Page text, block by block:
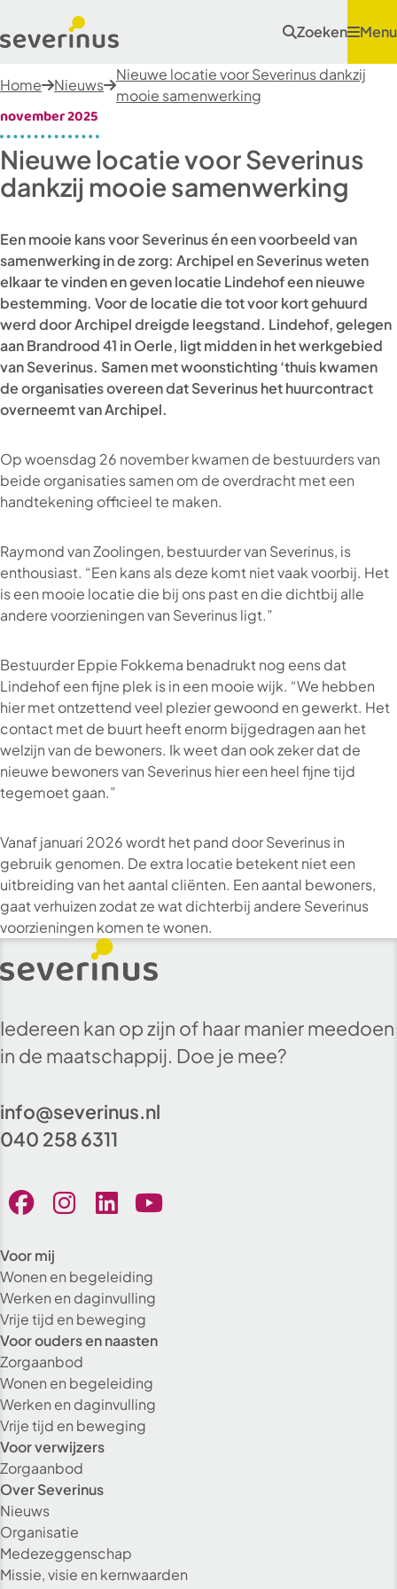
Zoeken Menu
Home Nieuws
Nieuwe locatie voor Severinus dankzij
mooie samenwerking
november 2025
Nieuwe locatie voor Severinus
dankzij mooie samenwerking
Een mooie kans voor Severinus én een voorbeeld van
samenwerking in de zorg: Archipel en Severinus weten
elkaar te vinden en geven locatie Lindehof een nieuwe
bestemming. Voor de locatie die tot voor kort gehuurd
werd door Archipel dreigde leegstand. Lindehof, gelegen
aan Brandrood 41 in Oerle, ligt midden in het werkgebied
van Severinus. Samen met woonstichting ‘thuis kwamen
de organisaties overeen dat Severinus het huurcontract
overneemt van Archipel.
Op woensdag 26 november kwamen de bestuurders van
beide organisaties samen om de overdracht met een
handtekening officieel te maken.
Raymond van Zoolingen, bestuurder van Severinus, is
enthousiast. “Een kans als deze komt niet vaak voorbij. Het
is een mooie locatie die bij ons past en die dichtbij alle
andere voorzieningen van Severinus ligt.”
Bestuurder Eppie Fokkema benadrukt nog eens dat
Lindehof een fijne plek is in een mooie wijk. “We hebben
hier met ontzettend veel plezier gewoond en gewerkt. Het
contact met de buurt heeft enorm bijgedragen aan het
welzijn van de bewoners. Ik weet dan ook zeker dat de
nieuwe bewoners van Severinus hier een heel fijne tijd
tegemoet gaan.”
Vanaf januari 2026 wordt het pand door Severinus in
gebruik genomen. De extra locatie betekent niet een
uitbreiding van het aantal cliënten. Een aantal bewoners,
gaat verhuizen zodat ze wat dichterbij andere Severinus
voorzieningen komen te wonen.
Iedereen kan op zijn of haar manier meedoen
in de maatschappij. Doe je mee?
info@severinus.nl
040 258 6311
Voor mij
Wonen en begeleiding
Werken en daginvulling
Vrije tijd en beweging
Voor ouders en naasten
Zorgaanbod
Wonen en begeleiding
Werken en daginvulling
Vrije tijd en beweging
Voor verwijzers
Zorgaanbod
Over Severinus
Nieuws
Organisatie
Medezeggenschap
Missie, visie en kernwaarden